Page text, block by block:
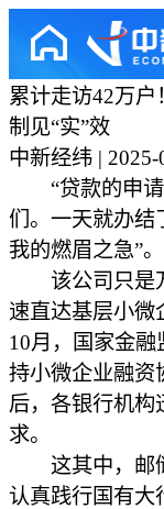
累计走访42万
制见“实”效
中新经纬 | 2025-
“贷款的申请
们。一天就办结
我的燃眉之急”
该公司只是万
速直达基层小微
10月，国家金
持小微企业融资
后，各银行机构
求。
这其中，邮储
认真践行国有大